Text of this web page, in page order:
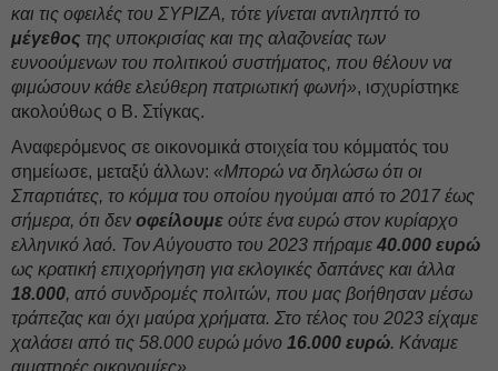
και τις οφειλές του ΣΥΡΙΖΑ, τότε γίνεται αντιληπτό το
μέγεθος της υποκρισίας και της αλαζονείας των
ευνοούμενων του πολιτικού συστήματος, που θέλουν να
φιμώσουν κάθε ελεύθερη πατριωτική φωνή», ισχυρίστηκε
ακολούθως ο Β. Στίγκας.
Αναφερόμενος σε οικονομικά στοιχεία του κόμματός του
σημείωσε, μεταξύ άλλων: «Μπορώ να δηλώσω ότι οι
Σπαρτιάτες, το κόμμα του οποίου ηγούμαι από το 2017 έως
σήμερα, ότι δεν οφείλουμε ούτε ένα ευρώ στον κυρίαρχο
ελληνικό λαό. Τον Αύγουστο του 2023 πήραμε 40.000 ευρώ
ως κρατική επιχορήγηση για εκλογικές δαπάνες και άλλα
18.000, από συνδρομές πολιτών, που μας βοήθησαν μέσω
τράπεζας και όχι μαύρα χρήματα. Στο τέλος του 2023 είχαμε
χαλάσει από τις 58.000 ευρώ μόνο 16.000 ευρώ. Κάναμε
αιματηρές οικονομίες»